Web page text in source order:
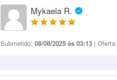
Mykaela R.
Submetido: 08/08/2025 às 03:13 | Oferta: